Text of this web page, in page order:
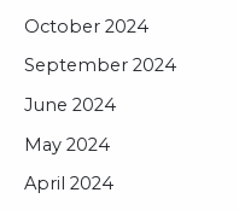
October 2024
September 2024
June 2024
May 2024
April 2024